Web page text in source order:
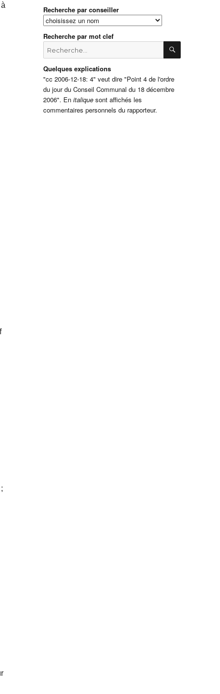
Recherche par conseiller
Recherche par mot clef
Recherche
pour
:Quelques explications
"cc 2006-12-18: 4" veut dire "Point 4 de l'ordre
du jour du Conseil Communal du 18 décembre
2006". Enitalique sont affichés les
commentaires personnels du rapporteur.